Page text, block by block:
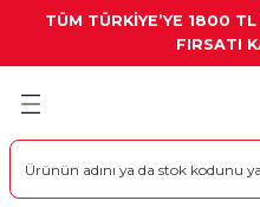
TÜM TÜRKİYE’YE 1800
FIRSATI
Geri Dön
Geri Dön
Kartlar
Geri Dön
Geri Dön
Geri Dön
Geri Dön
TFT LCD Display
Geri Dön
CNC